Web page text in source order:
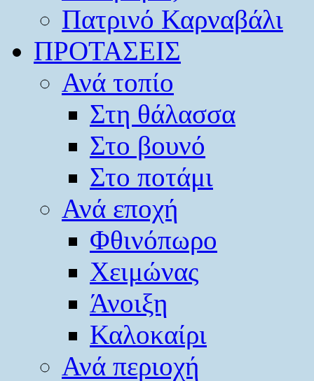
Πατρινό Καρναβάλι
ΠΡΟΤΑΣΕΙΣ
Ανά τοπίο
Στη θάλασσα
Στο βουνό
Στο ποτάμι
Ανά εποχή
Φθινόπωρο
Χειμώνας
Άνοιξη
Καλοκαίρι
Ανά περιοχή